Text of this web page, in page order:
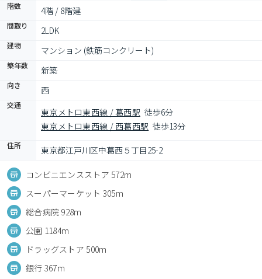
階数 4階 / 8階建
間取り 2LDK
建物 マンション (鉄筋コンクリート)
築年数 新築
向き 西
交通
東京メトロ東西線 / 葛西駅 徒歩6分
東京メトロ東西線 / 西葛西駅 徒歩13分
住所 東京都江戸川区中葛西５丁目25-2
コンビニエンスストア 572m
スーパーマーケット 305m
総合病院 928m
公園 1184m
ドラッグストア 500m
銀行 367m